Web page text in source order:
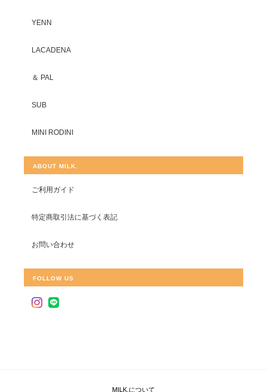
YENN
LACADENA
＆ PAL
SUB
MINI RODINI
ABOUT MILK.
ご利用ガイド
特定商取引法に基づく表記
お問い合わせ
FOLLOW US
MILK.について